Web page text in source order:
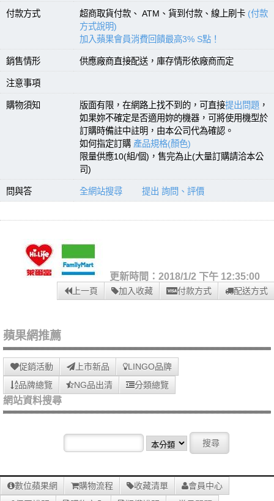
付款方式 超商取貨付款、 ATM、貨到付款、線上刷卡 (付款
方式說明)
加入蘋果會員消費回饋最高3% S點！
銷售情形 供應廠商直接配送，庫存情形依廠商而定
注意事項
購物須知 版面有限，在網路上找不到的，可直接提出問題 ，
如果妳不確定是否適用妳的機器，可將使用機型於
訂購時備註中註明，由本公司代為確認。
如何指定訂購 產品規格(顏色)
限量供應10(組/個)，售完為止(大量訂購請洽本公
司)
問與答 全網站搜尋 提出 詢問、評價
更新時間：2018/1/2 下午 12:35:00
上一頁 加入收藏 付款方式 配送方式
蘋果網推薦
促銷活動 上市新品
LINGO品牌
品牌總覽
NG品出清 分類總覽
網站資料搜尋
數位蘋果網 購物流程 收藏清單
會員中心